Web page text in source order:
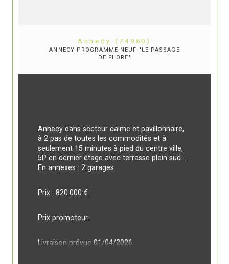
Annecy (74960)
ANNECY PROGRAMME NEUF "LE PASSAGE
DE FLORE"
Annecy dans secteur calme et pavillonnaire,
à 2 pas de toutes les commodités et à
seulement 15 minutes à pied du centre ville,
5P en dernier étage avec terrasse plein sud ...
En annexes : 2 garages.
Prix : 820.000 €
Prix promoteur.
Livraison prévue 01/04/2026.